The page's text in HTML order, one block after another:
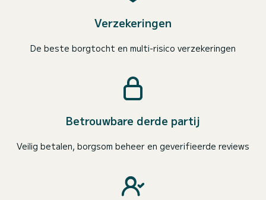
Verzekeringen
De beste borgtocht en multi-risico verzekeringen
Betrouwbare derde partij
Veilig betalen, borgsom beheer en geverifieerde reviews